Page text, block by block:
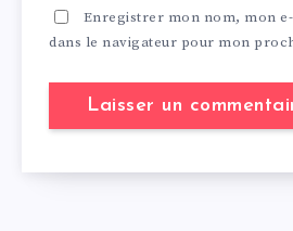
Enregistrer mon nom, mon
dans le navigateur pour mon